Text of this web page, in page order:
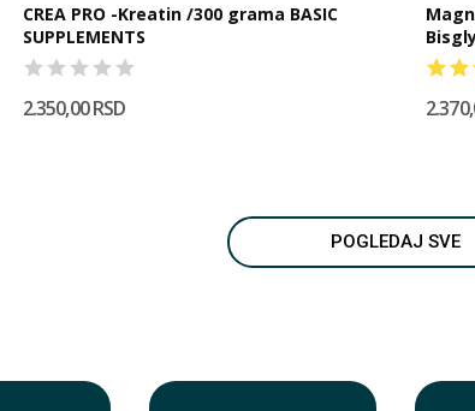
CREA PRO -Kreatin /300 grama BASIC
SUPPLEMENTS
2.350,00 RSD
POGLEDAJ SVE